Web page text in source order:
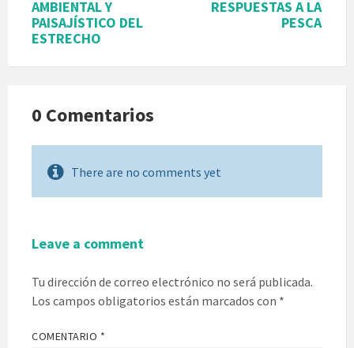
AMBIENTAL Y
PAISAJÍSTICO DEL
ESTRECHO
RESPUESTAS A LA
PESCA
0 Comentarios
There are no comments yet
Leave a comment
Tu dirección de correo electrónico no será publicada.
Los campos obligatorios están marcados con *
COMENTARIO *